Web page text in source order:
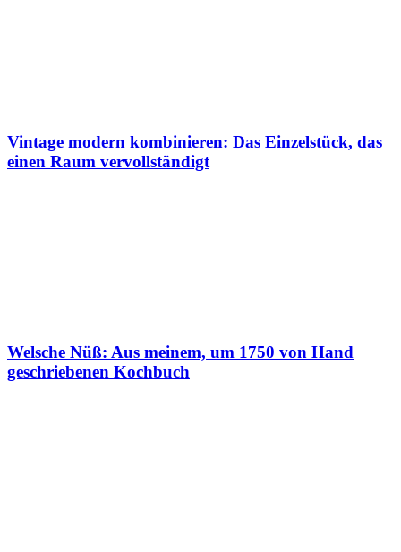
Vintage modern kombinieren: Das Einzelstück, das
einen Raum vervollständigt
Welsche Nüß: Aus meinem, um 1750 von Hand
geschriebenen Kochbuch